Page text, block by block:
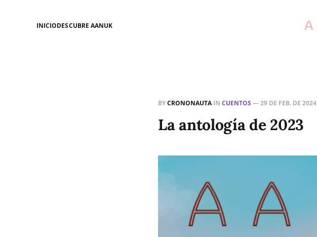
INICIODESCUBRE AANUK
BYCRONONAUTAIN CUENTOS —29 DE FEB. DE 2024
La antología de 2023